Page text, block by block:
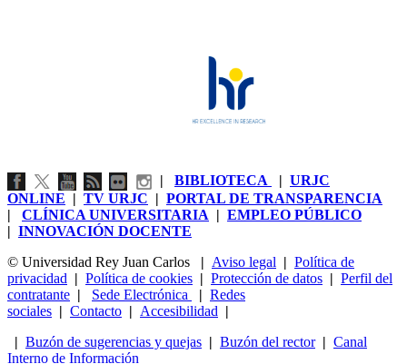
| BIBLIOTECA | URJC
ONLINE | TV URJC | PORTAL DE TRANSPARENCIA
| CLÍNICA UNIVERSITARIA | EMPLEO PÚBLICO
| INNOVACIÓN DOCENTE
© Universidad Rey Juan Carlos
| Aviso legal | Política de
privacidad | Política de cookies | Protección de datos | Perfil del
contratante | Sede Electrónica | Redes
sociales | Contacto | Accesibilidad |
| Buzón de sugerencias y quejas | Buzón del rector| Canal
Interno de Información